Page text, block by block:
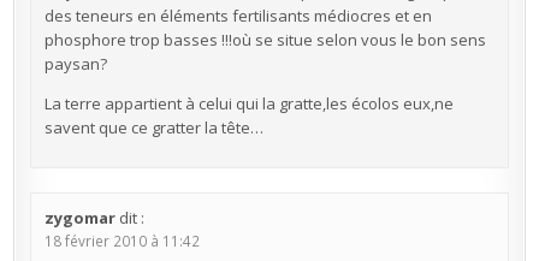
des teneurs en éléments fertilisants médiocres et en
phosphore trop basses !!!où se situe selon vous le bon sens
paysan?
La terre appartient à celui qui la gratte,les écolos eux,ne
savent que ce gratter la tête…
zygomar dit :
18 février 2010 à 11:42